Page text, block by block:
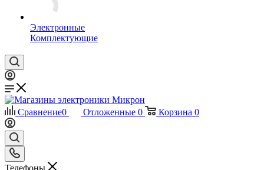
Электронные
Комплектующие
Сравнение0 Отложенные 0 Корзина 0
Телефоны